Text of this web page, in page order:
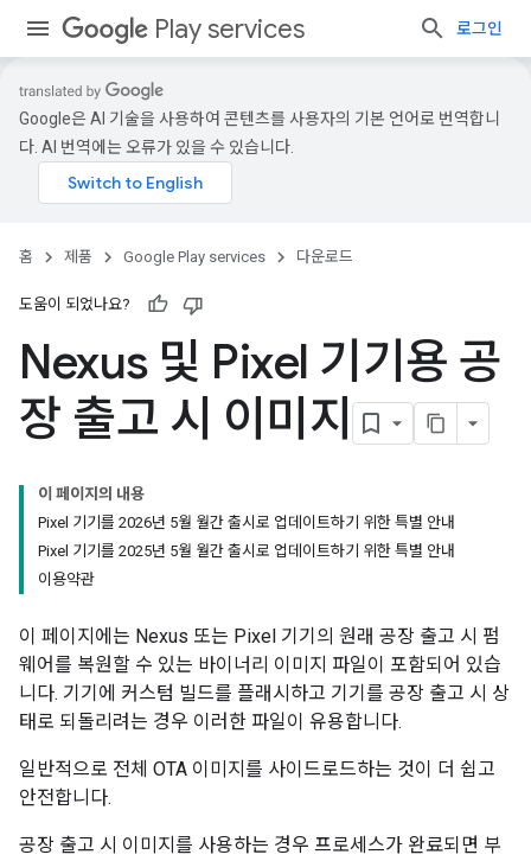
Play services 로그인
Google은 AI 기술을 사용하여 콘텐츠를 사용자의 기본 언어로 번역합니
다. AI 번역에는 오류가 있을 수 있습니다.
홈 제품 Google Play services 다운로드
도움이 되었나요?
Nexus 및 Pixel 기기용 공
장 출고 시 이미지
이 페이지의 내용
Pixel 기기를 2026년 5월 월간 출시로 업데이트하기 위한 특별 안내
Pixel 기기를 2025년 5월 월간 출시로 업데이트하기 위한 특별 안내
이용약관
이 페이지에는 Nexus 또는 Pixel 기기의 원래 공장 출고 시 펌
웨어를 복원할 수 있는 바이너리 이미지 파일이 포함되어 있습
니다. 기기에 커스텀 빌드를 플래시하고 기기를 공장 출고 시 상
태로 되돌리려는 경우 이러한 파일이 유용합니다.
일반적으로 전체 OTA 이미지를 사이드로드하는 것이 더 쉽고
안전합니다.
공장 출고 시 이미지를 사용하는 경우 프로세스가 완료되면 부